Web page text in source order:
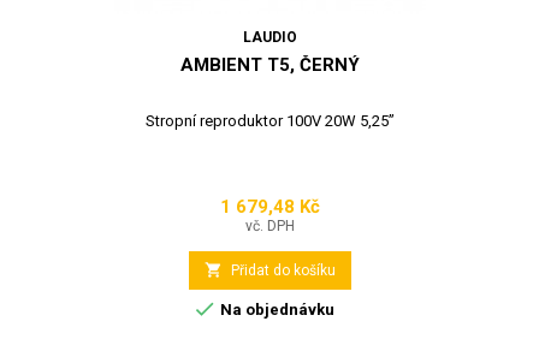
LAUDIO
AMBIENT T5, ČERNÝ
Stropní reproduktor 100V 20W 5,25”
Cena
1 679,48 Kč
vč. DPH
 Přidat do košíku
 Na objednávku